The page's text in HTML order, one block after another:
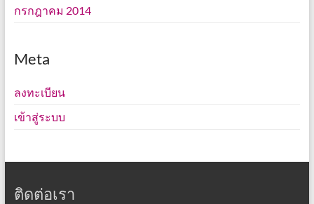
กรกฎาคม 2014
Meta
ลงทะเบียน
เข้าสู่ระบบ
ติดต่อเรา